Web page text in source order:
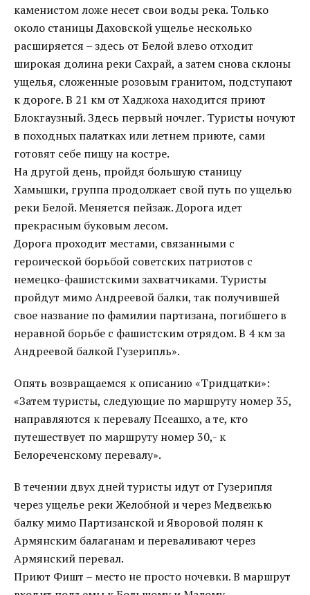
каменистом ложе несет свои воды река. Только
около станицы Даховской ущелье несколько
расширяется – здесь от Белой влево отходит
широкая долина реки Сахрай, а затем снова склоны
ущелья, сложенные розовым гранитом, подступают
к дороге. В 21 км от Хаджоха находится приют
Блокгаузный. Здесь первый ночлег. Туристы ночуют
в походных палатках или летнем приюте, сами
готовят себе пищу на костре.
На другой день, пройдя большую станицу
Хамышки, группа продолжает свой путь по ущелью
реки Белой. Меняется пейзаж. Дорога идет
прекрасным буковым лесом.
Дорога проходит местами, связанными с
героической борьбой советских патриотов с
немецко-фашистскими захватчиками. Туристы
пройдут мимо Андреевой балки, так получившей
свое название по фамилии партизана, погибшего в
неравной борьбе с фашистским отрядом. В 4 км за
Андреевой балкой Гузерипль».
Опять возвращаемся к описанию «Тридцатки»:
«Затем туристы, следующие по маршруту номер 35,
направляются к перевалу Псеашхо, а те, кто
путешествует по маршруту номер 30,- к
Белореченскому перевалу».
В течении двух дней туристы идут от Гузерипля
через ущелье реки Желобной и через Медвежью
балку мимо Партизанской и Яворовой полян к
Армянским балаганам и переваливают через
Армянский перевал.
Приют Фишт – место не просто ночевки. В маршрут